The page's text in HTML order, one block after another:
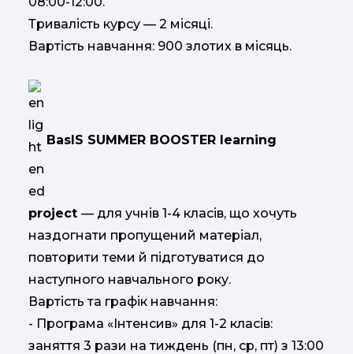
Тривалість курсу — 2 місяці.
Вартість навчання: 900 злотих в місяць.
BasIS SUMMER BOOSTER learning
project — для учнів 1-4 класів, що хочуть
наздогнати пропущений матеріал,
повторити теми й підготуватися до
наступного навчального року.
Вартість та графік навчання:
- Програма «Інтенсив» для 1-2 класів:
заняття 3 рази на тиждень (пн, ср, пт) з 13:00